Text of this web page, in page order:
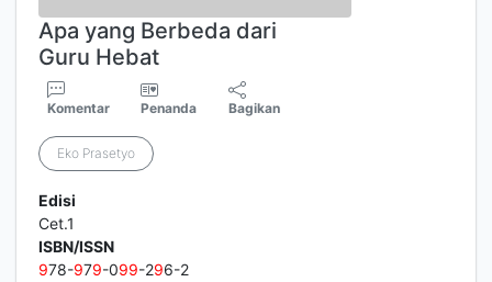
Apa yang Berbeda dari
Guru Hebat
Komentar Penanda Bagikan
Eko Prasetyo
Edisi
Cet.1
ISBN/ISSN
978-979-099-296-2